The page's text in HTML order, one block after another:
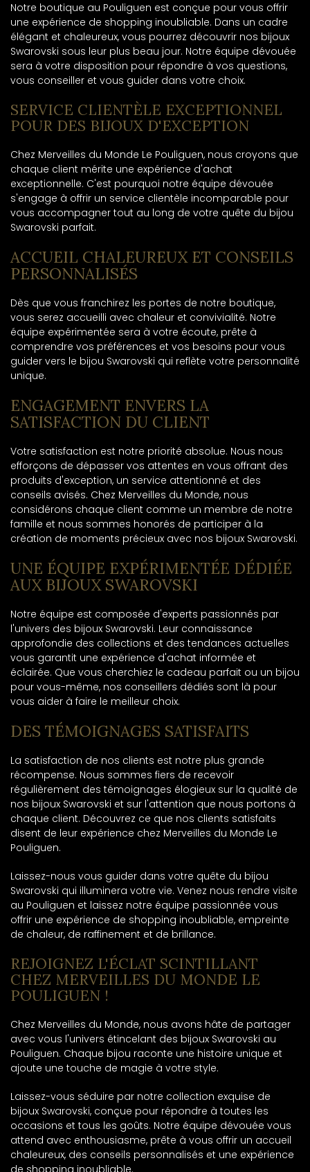
Notre boutique au Pouliguen est conçue pour vous offrir
une expérience de shopping inoubliable. Dans un cadre
élégant et chaleureux, vous pourrez découvrir nos bijoux
Swarovski sous leur plus beau jour. Notre équipe dévouée
sera à votre disposition pour répondre à vos questions,
vous conseiller et vous guider dans votre choix.
SERVICE CLIENTÈLE EXCEPTIONNEL
POUR DES BIJOUX D'EXCEPTION
Chez Merveilles du Monde Le Pouliguen, nous croyons que
chaque client mérite une expérience d'achat
exceptionnelle. C'est pourquoi notre équipe dévouée
s'engage à offrir un service clientèle incomparable pour
vous accompagner tout au long de votre quête du bijou
Swarovski parfait.
ACCUEIL CHALEUREUX ET CONSEILS
PERSONNALISÉS
Dès que vous franchirez les portes de notre boutique,
vous serez accueilli avec chaleur et convivialité. Notre
équipe expérimentée sera à votre écoute, prête à
comprendre vos préférences et vos besoins pour vous
guider vers le bijou Swarovski qui reflète votre personnalité
unique.
ENGAGEMENT ENVERS LA
SATISFACTION DU CLIENT
Votre satisfaction est notre priorité absolue. Nous nous
efforçons de dépasser vos attentes en vous offrant des
produits d'exception, un service attentionné et des
conseils avisés. Chez Merveilles du Monde, nous
considérons chaque client comme un membre de notre
famille et nous sommes honorés de participer à la
création de moments précieux avec nos bijoux Swarovski.
UNE ÉQUIPE EXPÉRIMENTÉE DÉDIÉE
AUX BIJOUX SWAROVSKI
Notre équipe est composée d'experts passionnés par
l'univers des bijoux Swarovski. Leur connaissance
approfondie des collections et des tendances actuelles
vous garantit une expérience d'achat informée et
éclairée. Que vous cherchiez le cadeau parfait ou un bijou
pour vous-même, nos conseillers dédiés sont là pour
vous aider à faire le meilleur choix.
DES TÉMOIGNAGES SATISFAITS
La satisfaction de nos clients est notre plus grande
récompense. Nous sommes fiers de recevoir
régulièrement des témoignages élogieux sur la qualité de
nos bijoux Swarovski et sur l'attention que nous portons à
chaque client. Découvrez ce que nos clients satisfaits
disent de leur expérience chez Merveilles du Monde Le
Pouliguen.
Laissez-nous vous guider dans votre quête du bijou
Swarovski qui illuminera votre vie. Venez nous rendre visite
au Pouliguen et laissez notre équipe passionnée vous
offrir une expérience de shopping inoubliable, empreinte
de chaleur, de raffinement et de brillance.
REJOIGNEZ L'ÉCLAT SCINTILLANT
CHEZ MERVEILLES DU MONDE LE
POULIGUEN !
Chez Merveilles du Monde, nous avons hâte de partager
avec vous l'univers étincelant des bijoux Swarovski au
Pouliguen. Chaque bijou raconte une histoire unique et
ajoute une touche de magie à votre style.
Laissez-vous séduire par notre collection exquise de
bijoux Swarovski, conçue pour répondre à toutes les
occasions et tous les goûts. Notre équipe dévouée vous
attend avec enthousiasme, prête à vous offrir un accueil
chaleureux, des conseils personnalisés et une expérience
de shopping inoubliable.